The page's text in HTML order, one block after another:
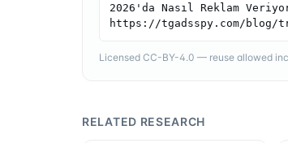
2026'da Nasıl Reklam
https://tgadsspy.com/blog/
Licensed CC-BY-4.0 — reuse allowed
RELATED RESEARCH